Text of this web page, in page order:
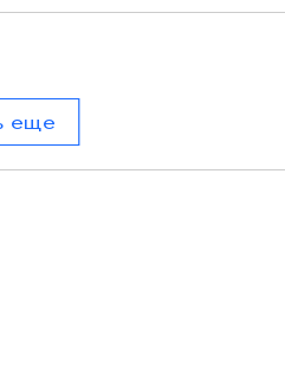
еще